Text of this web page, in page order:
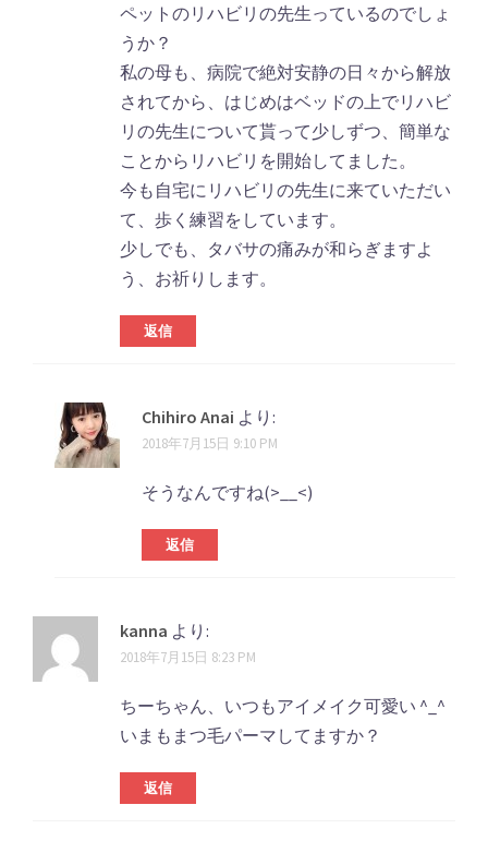
ペットのリハビリの先生っているのでしょ
うか？
私の母も、病院で絶対安静の日々から解放
されてから、はじめはベッドの上でリハビ
リの先生について貰って少しずつ、簡単な
ことからリハビリを開始してました。
今も自宅にリハビリの先生に来ていただい
て、歩く練習をしています。
少しでも、タバサの痛みが和らぎますよ
う、お祈りします。
返信
Chihiro Anai より:
2018年7月15日 9:10 PM
そうなんですね(>__<)
返信
kanna より:
2018年7月15日 8:23 PM
ちーちゃん、いつもアイメイク可愛い ^_^
いまもまつ毛パーマしてますか？
返信